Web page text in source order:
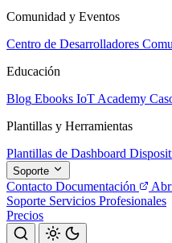
Comunidad y Eventos
Centro de Desarrolladores
Educación
Blog Ebooks IoT Academy
Plantillas y Herramientas
Plantillas de Dashboard
Soporte
Contacto Documentación
Soporte Servicios Profesionales
Precios